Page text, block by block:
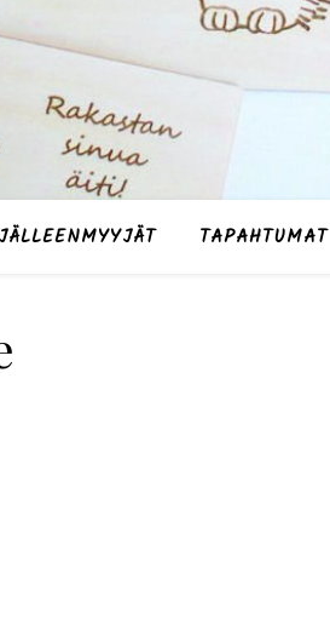
JÄLLEENMYYJÄT TAPAHTUMAT